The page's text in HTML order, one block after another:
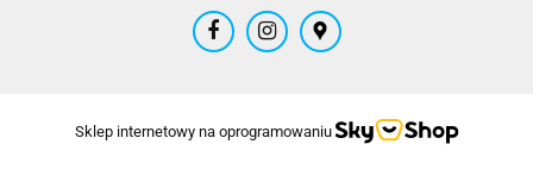
Sklep internetowy na oprogramowaniu